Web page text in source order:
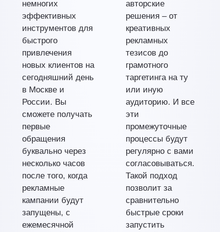
немногих
эффективных
инструментов для
быстрого
привлечения
новых клиентов на
сегодняшний день
в Москве и
России. Вы
сможете получать
первые
обращения
буквально через
несколько часов
после того, когда
рекламные
кампании будут
запущены, с
ежемесячной
авторские
решения – от
креативных
рекламных
тезисов до
грамотного
таргетинга на ту
или иную
аудиторию. И все
эти
промежуточные
процессы будут
регулярно с вами
согласовываться.
Такой подход
позволит за
сравнительно
быстрые сроки
запустить